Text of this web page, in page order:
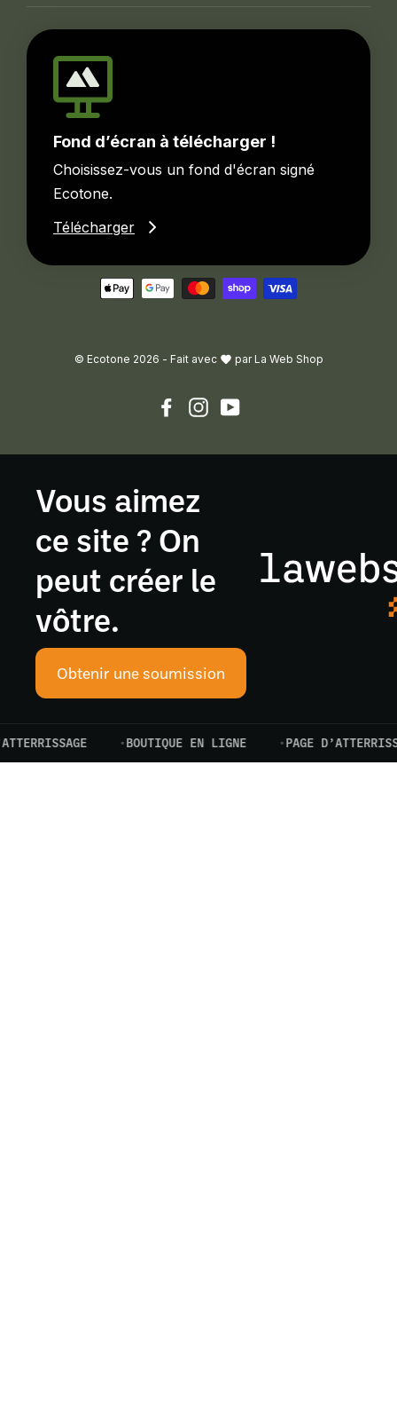
Fond d’écran à télécharger !
Choisissez-vous un fond d'écran signé
Ecotone.
Télécharger
© Ecotone 2026 - Fait avec parLa Web Shop
FacebookInstagram
Vous aimez
ce site ? On
peut créer le
vôtre.
Obtenir une soumission
BOUTIQUE EN LIGNE PAGE D’ATTERRISSAGE